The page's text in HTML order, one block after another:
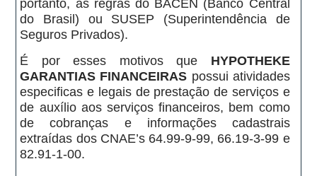
portanto, às regras do BACEN (Banco Central
do Brasil) ou SUSEP (Superintendência de
Seguros Privados).
É por esses motivos que HYPOTHEKE
GARANTIAS FINANCEIRAS possui atividades
especificas e legais de prestação de serviços e
de auxílio aos serviços financeiros, bem como
de cobranças e informações cadastrais
extraídas dos CNAE’s 64.99-9-99, 66.19-3-99 e
82.91-1-00.